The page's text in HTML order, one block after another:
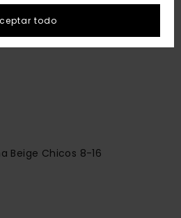
Beige Chicos 8-16
todo